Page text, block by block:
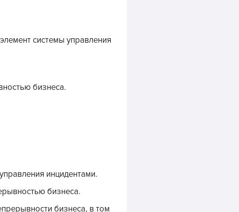
системы управления
бизнеса.
инцидентами.
бизнеса.
бизнеса, в том